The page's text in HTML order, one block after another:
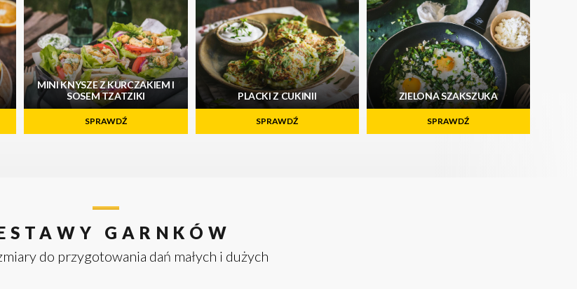
MINI KNYSZE Z KURCZAKIEM I
SOSEM TZATZIKI
SPRAWDŹ
PLACKI Z CUKINII
SPRAWDŹ
ZIELONA SZAKSZUKA
SPRAWDŹ
GARNKÓW
do przygotowania dań małych i dużych